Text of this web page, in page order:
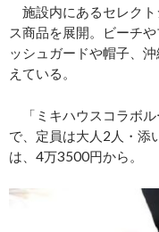
施設内にあるセレクト
ス商品を展開。ビーチ
ッシュガードや帽子、
えている。
「ミキハウスコラボ
で、定員は大人2人・添
は、4万3500円から。